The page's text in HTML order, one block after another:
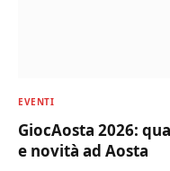
EVENTI
GiocAosta 2026:
e novità ad Aosta